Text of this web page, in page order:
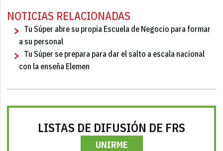
NOTICIAS RELACIONADAS
Tu Súper abre su propia Escuela de Negocio para formar
a su personal
Tu Súper se prepara para dar el salto a escala nacional
con la enseña Elemen
LISTAS DE DIFUSIÓN DE FRS
UNIRME